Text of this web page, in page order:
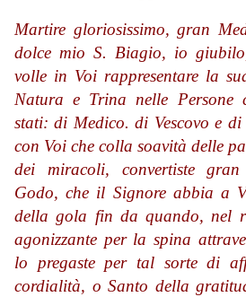
Martire gloriosissimo, gran
dolce mio S. Biagio, io
volle in Voi rappresentare la
Natura e Trina nelle Persone
stati: di Medico. di Vescovo e
con Voi che colla soavità delle
dei miracoli, convertiste gran
Godo, che il Signore abbia a
della gola fin da quando, nel
agonizzante per la spina
lo pregaste per tal sorte di
cordialità, o Santo della